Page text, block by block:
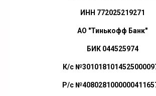
ИНН 772025219271
АО "Тинькофф Банк"
БИК 044525974
К/с
Р/с